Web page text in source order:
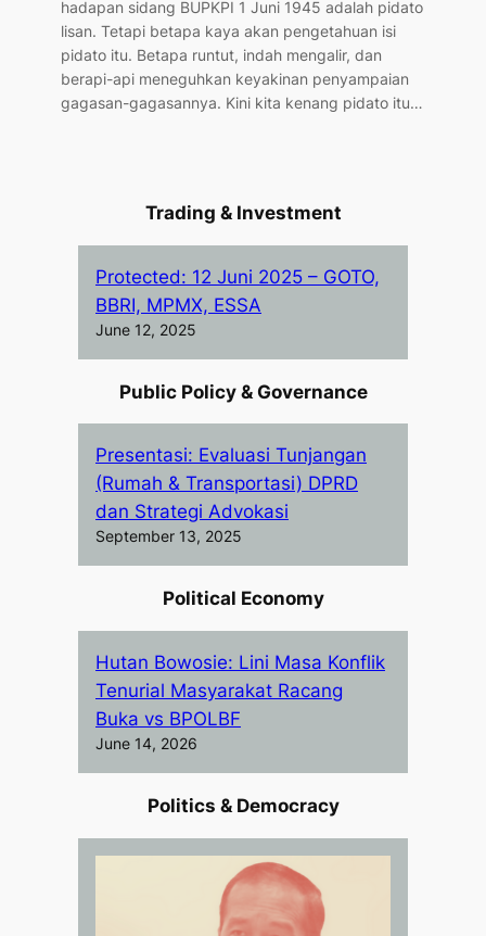
hadapan sidang BUPKPI 1 Juni 1945 adalah pidato
lisan. Tetapi betapa kaya akan pengetahuan isi
pidato itu. Betapa runtut, indah mengalir, dan
berapi-api meneguhkan keyakinan penyampaian
gagasan-gagasannya. Kini kita kenang pidato itu…
Trading & Investment
Protected: 12 Juni 2025 – GOTO,
BBRI, MPMX, ESSA
June 12, 2025
Public Policy & Governance
Presentasi: Evaluasi Tunjangan
(Rumah & Transportasi) DPRD
dan Strategi Advokasi
September 13, 2025
Political Economy
Hutan Bowosie: Lini Masa Konflik
Tenurial Masyarakat Racang
Buka vs BPOLBF
June 14, 2026
Politics & Democracy